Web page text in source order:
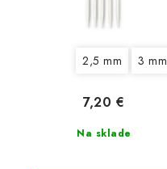
2,5 mm 3 mm
Na sklade
7,20 €